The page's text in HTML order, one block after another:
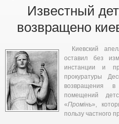
Известный
возвращено
Киевский
оставил без
инстанции и
прокуратуры
возвращения в
помещений
«Промінь»,
пользу частного